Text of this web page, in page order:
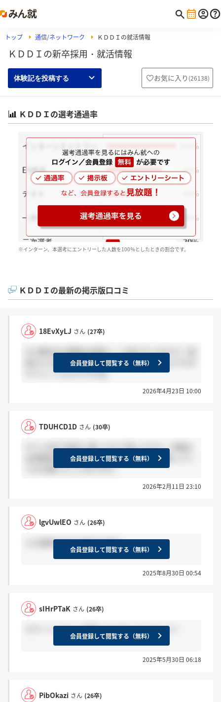
トップ 通信/ネットワーク ＫＤＤＩの就活情報
ＫＤＤＩの新卒採用・就活情報
体験記を投稿する お気に入り (26138)
ＫＤＤＩの選考通過率
※インターン、本選考にエントリーした人数を100％としたときの割合です。
ＫＤＤＩの最新の掲示版口コミ
18EvXyLJ さん (27卒)
4/13締切のai面接の結果メール来た方いますか？ 結
局22と23の二次面接までメール来なかったんですが
サイレントなんですかね。
会員登録して閲覧する（無料）
2026年4月23日 10:00
TDUHCD1D さん (30卒)
Fラン大学で適当に書いたESで通ったので、学歴は
全然関係ないと思います。女ですが、顔採用ってい
うのも聞いたことあります。
会員登録して閲覧する（無料）
2026年2月11日 23:10
lgvUwlEO さん (26卒)
三大通信の中では給与は高め。
会員登録して閲覧する（無料）
2025年8月30日 00:54
sIHrPTaK さん (26卒)
サマーインターン倍率ってどれくらいでした？
会員登録して閲覧する（無料）
2025年5月30日 06:18
PibOkazi さん (26卒)